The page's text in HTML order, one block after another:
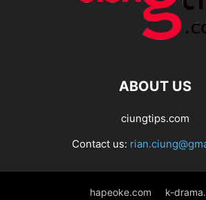
ABOUT US
ciungtips.com
Contact us:
hapeoke.com k-